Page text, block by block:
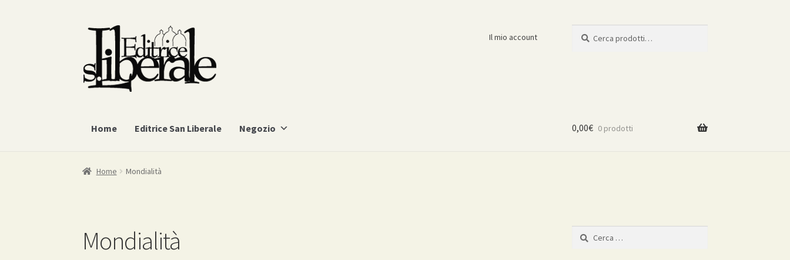
Vai
alla
navigazione
Vai
contenuto
Il mio account
Home Editrice San Liberale Negozio 0,00€ 0 prodotti
Home Mondialità
Mondialità
Ricerca